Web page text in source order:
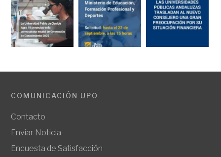
COMUNICACIÓN UPO
Contacto
Enviar Noticia
Encuesta de Satisfacción